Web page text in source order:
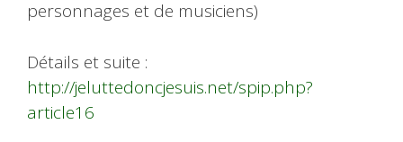
personnages et de musiciens)
Détails et suite :
http://jeluttedoncjesuis.net/spip.php?
article16